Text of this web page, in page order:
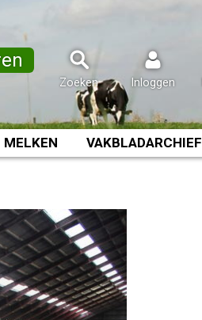
Zoeken Inloggen
MELKEN VAKBLADARCHIEF